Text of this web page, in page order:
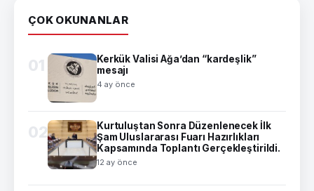
ÇOK OKUNANLAR
01
Kerkük Valisi Ağa’dan “kardeşlik”
mesajı
4 ay önce
02
Kurtuluştan Sonra Düzenlenecek İlk
Şam Uluslararası Fuarı Hazırlıkları
Kapsamında Toplantı Gerçekleştirildi.
12 ay önce